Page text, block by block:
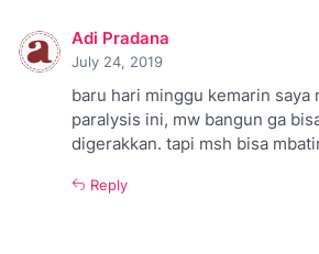
Adi Pradana
July 24, 2019
baru hari minggu kemarin saya
paralysis ini, mw bangun ga
digerakkan. tapi msh bisa
Reply